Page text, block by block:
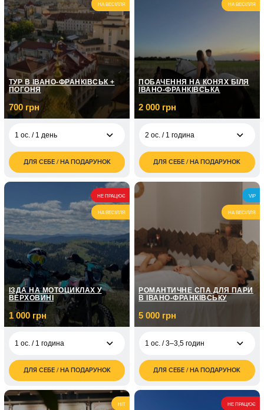
НА ВЕСІЛЛЯ
ТУР В ІВАНО-ФРАНКІВСЬК +
ПОГОНЯ
700 грн
1 ос. / 1 день
700
грн
1 400
грн
3 ос. / 1 день
1 850
грн
ДЛЯ СЕБЕ / НА ПОДАРУНОК
НА ВЕСІЛЛЯ
ПОБАЧЕННЯ НА КОНЯХ БІЛЯ
ІВАНО-ФРАНКІВСЬКА
2 000 грн
2 ос. / 1 година
2 000
грн
ДЛЯ СЕБЕ / НА ПОДАРУНОК
НЕ ПРАЦЮЄ
НА ВЕСІЛЛЯ
ЇЗДА НА МОТОЦИКЛАХ У
ВЕРХОВИНІ
1 000 грн
1 ос. / 1 година
1 000
грн
1 ос. / 2 години
2 000
грн
ДЛЯ СЕБЕ / НА ПОДАРУНОК
VIP
НА ВЕСІЛЛЯ
РОМАНТИЧНЕ СПА ДЛЯ ПАРИ
В ІВАНО-ФРАНКІВСЬКУ
5 000 грн
1 ос. / 3–3,5 годин
5 000
грн
ДЛЯ СЕБЕ / НА ПОДАРУНОК
HIT НЕ ПРАЦЮЄ